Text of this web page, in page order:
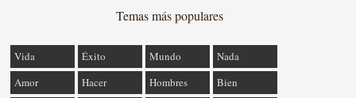
Temas más populares
Vida Éxito Mundo
Nada
Amor
Hacer Hombres
Bien